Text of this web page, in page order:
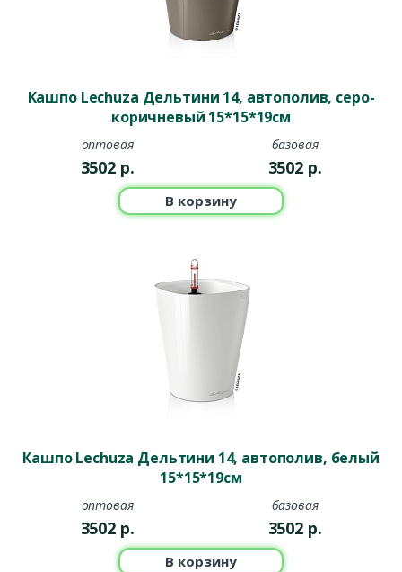
Кашпо Lechuza Дельтини 14, автополив, серо-
коричневый 15*15*19см
оптовая
3502 р.
базовая
3502 р.
В корзину
Кашпо Lechuza Дельтини 14, автополив, белый
15*15*19см
оптовая
3502 р.
базовая
3502 р.
В корзину